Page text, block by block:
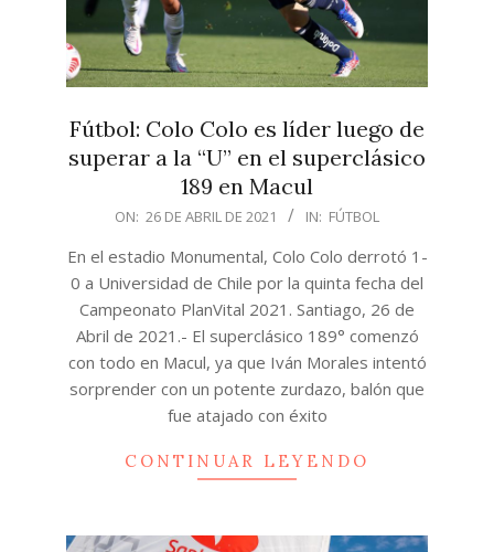
Fútbol: Colo Colo es líder luego de
superar a la “U” en el superclásico
189 en Macul
26
ON: 26 DE ABRIL DE 2021 IN: FÚTBOL
En el estadio Monumental, Colo Colo derrotó 1-
0 a Universidad de Chile por la quinta fecha del
Campeonato PlanVital 2021. Santiago, 26 de
Abril de 2021.- El superclásico 189° comenzó
con todo en Macul, ya que Iván Morales intentó
sorprender con un potente zurdazo, balón que
fue atajado con éxito
CONTINUAR LEYENDO